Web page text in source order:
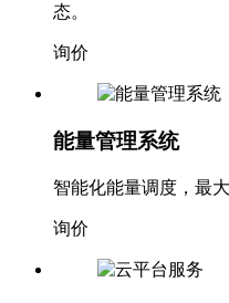
态。
询价
能量管理系统
智能化能量调度，最
询价